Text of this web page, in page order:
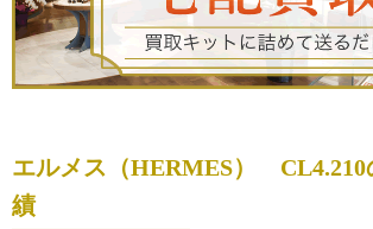
出張買取申
買取サービスのご案内
エルメス（HERMES） CL4.210
績